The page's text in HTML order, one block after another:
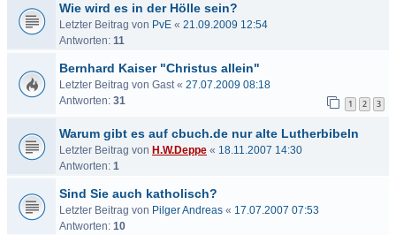
Wie wird es in der Hölle sein?
Letzter Beitrag von PvE « 21.09.2009 12:54
Antworten: 11
Bernhard Kaiser "Christus allein"
Letzter Beitrag von Gast« 27.07.2009 08:18
Antworten: 31 1 2 3
Warum gibt es auf cbuch.de nur alte Lutherbibeln
Letzter Beitrag von H.W.Deppe « 18.11.2007 14:30
Antworten: 1
Sind Sie auch katholisch?
Letzter Beitrag von Pilger Andreas « 17.07.2007 07:53
Antworten: 10